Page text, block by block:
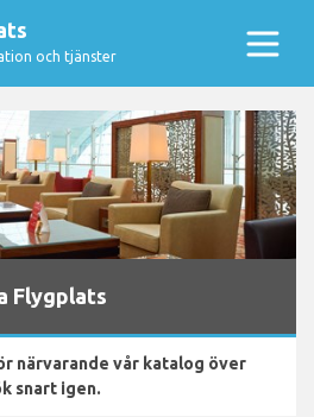
och tjänster
Flygplats
närvarande vår katalog över
snart igen.